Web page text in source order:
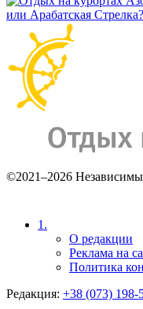
©2021–2026
1.
О редакции
Реклама на
Политика
Редакция: +38 (073) 198-